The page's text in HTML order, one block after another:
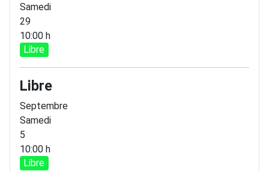
Samedi
29
10:00 h
Libre
Libre
Septembre
Samedi
5
10:00 h
Libre